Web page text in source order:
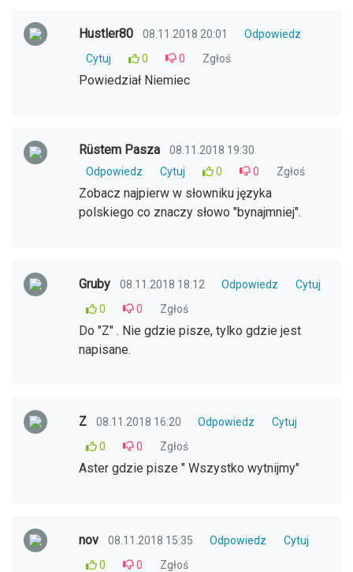
Hustler80 08.11.2018 20:01
Odpowiedz
Cytuj
0 0 Zgłoś
Powiedział Niemiec
Rüstem Pasza
08.11.2018 19:30
Odpowiedz
Cytuj 0 0 Zgłoś
Zobacz najpierw w słowniku języka
polskiego co znaczy słowo "bynajmniej".
Gruby 08.11.2018 18:12 Odpowiedz
Cytuj
0
0 Zgłoś
Do "Z" . Nie gdzie pisze, tylko gdzie jest
napisane.
Z 08.11.2018 16:20 Odpowiedz
Cytuj
0
0 Zgłoś
Aster gdzie pisze " Wszystko wytnijmy"
nov 08.11.2018 15:35 Odpowiedz
Cytuj
0
0 Zgłoś